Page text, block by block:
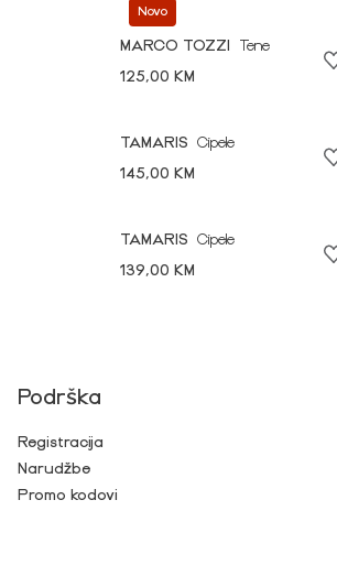
Novo
MARCO TOZZI
Tene
125,00 KM
TAMARIS
Cipele
145,00 KM
TAMARIS
Cipele
139,00 KM
Podrška
Registracija
Narudžbe
Promo kodovi